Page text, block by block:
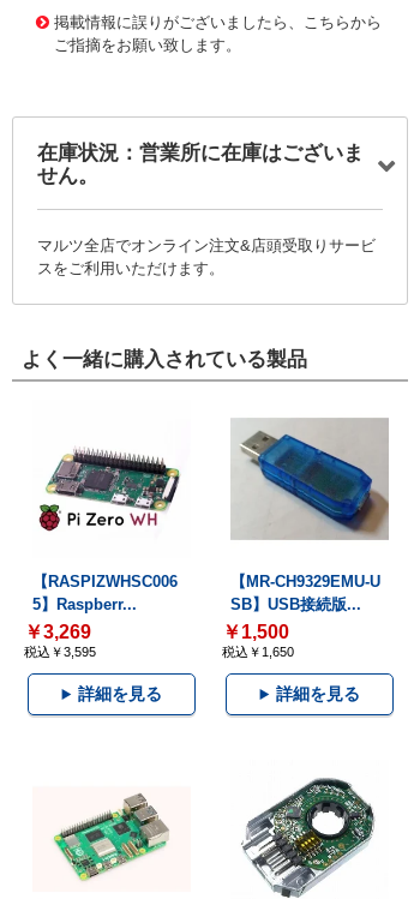
掲載情報に誤りがございましたら、こちらから
ご指摘をお願い致します。
在庫状況：営業所に在庫はございま
せん。
マルツ全店でオンライン注文&店頭受取りサービ
スをご利用いただけます。
よく一緒に購入されている製品
【RASPIZWHSC006
5】Raspberr...
￥3,269
税込￥3,595
詳細を見る
【MR-CH9329EMU-U
SB】USB接続版...
￥1,500
税込￥1,650
詳細を見る